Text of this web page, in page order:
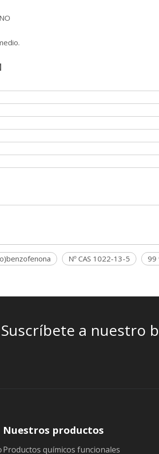
Nº CAS 1022-13-5 99
Suscríbete a nuestro
Nuestros productos
Productos químicos funcionales